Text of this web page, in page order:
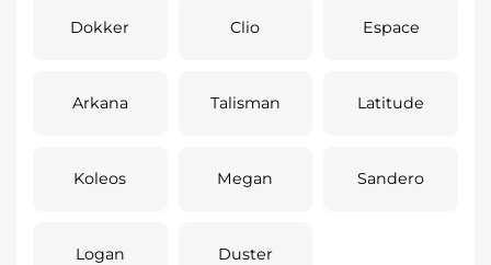
Dokker Clio Espace
Arkana Talisman Latitude
Koleos Megan Sandero
Logan Duster